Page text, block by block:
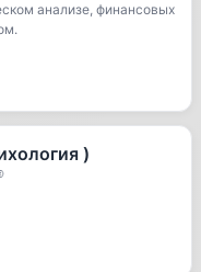
анализе, финансовых
)